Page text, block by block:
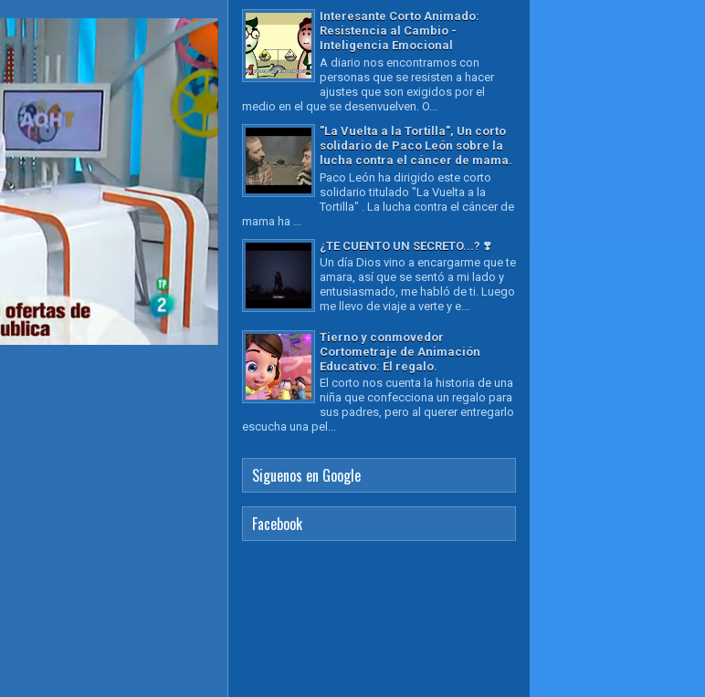
Interesante Corto Animado:
Resistencia al Cambio -
Inteligencia Emocional
A diario nos encontramos con
personas que se resisten a hacer
ajustes que son exigidos por el
medio en el que se desenvuelven. O...
"La Vuelta a la Tortilla", Un corto
solidario de Paco León sobre la
lucha contra el cáncer de mama.
Paco León ha dirigido este corto
solidario titulado "La Vuelta a la
Tortilla" . La lucha contra el cáncer de
mama ha ...
¿TE CUENTO UN SECRETO...? ❣️
Un día Dios vino a encargarme que te
amara, así que se sentó a mi lado y
entusiasmado, me habló de ti. Luego
me llevo de viaje a verte y e...
Tierno y conmovedor
Cortometraje de Animación
Educativo: El regalo.
El corto nos cuenta la historia de una
niña que confecciona un regalo para
sus padres, pero al querer entregarlo
escucha una pel...
Siguenos en Google
Facebook